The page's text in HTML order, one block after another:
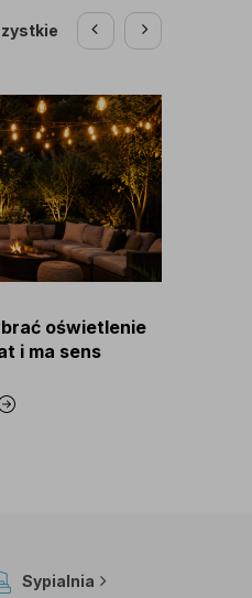
oświetlenie
i ma sens
Sypialnia